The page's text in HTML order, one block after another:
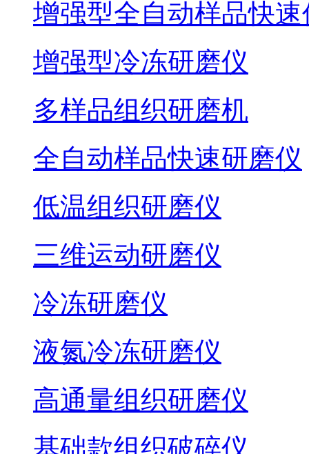
增强型全自动样品快速
增强型冷冻研磨仪
多样品组织研磨机
全自动样品快速研磨仪
低温组织研磨仪
三维运动研磨仪
冷冻研磨仪
液氮冷冻研磨仪
高通量组织研磨仪
基础款组织破碎仪